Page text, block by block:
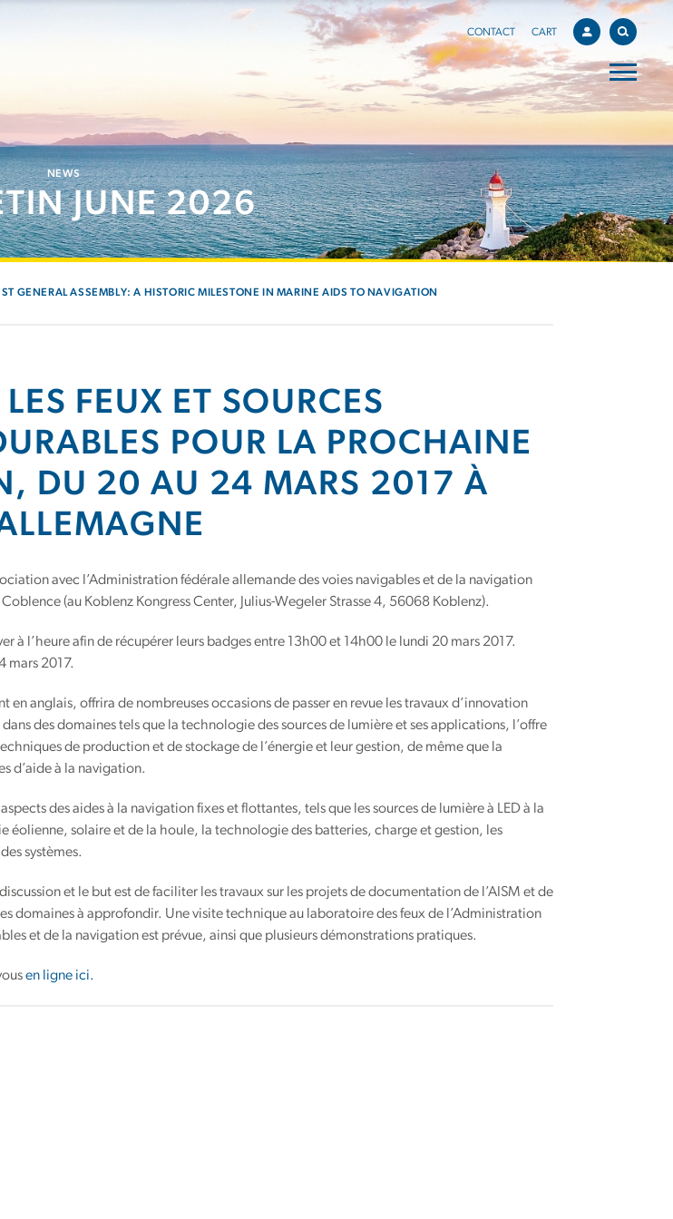
CONTACT CART
NEWS
JUNE 2026
GENERAL ASSEMBLY: A HISTORIC MILESTONE IN MARINE AIDS TO NAVIGATION
FEUX ET SOURCES
POUR LA PROCHAINE
DU 20 AU 24 MARS 2017 À
avec l’Administration fédérale allemande des voies navigables et de la navigation
(au Koblenz Kongress Center, Julius-Wegeler Strasse 4, 56068 Koblenz).
à l’heure afin de récupérer leurs badges entre 13h00 et 14h00 le lundi 20 mars 2017.
mars 2017.
en anglais, offrira de nombreuses occasions de passer en revue les travaux d’innovation
des domaines tels que la technologie des sources de lumière et ses applications, l’offre
de production et de stockage de l’énergie et leur gestion, de même que la
d’aide à la navigation.
des aides à la navigation fixes et flottantes, tels que les sources de lumière à LED à la
éolienne, solaire et de la houle, la technologie des batteries, charge et gestion, les
systèmes.
et le but est de faciliter les travaux sur les projets de documentation de l’AISM et de
domaines à approfondir. Une visite technique au laboratoire des feux de l’Administration
et de la navigation est prévue, ainsi que plusieurs démonstrations pratiques.
en ligne ici.